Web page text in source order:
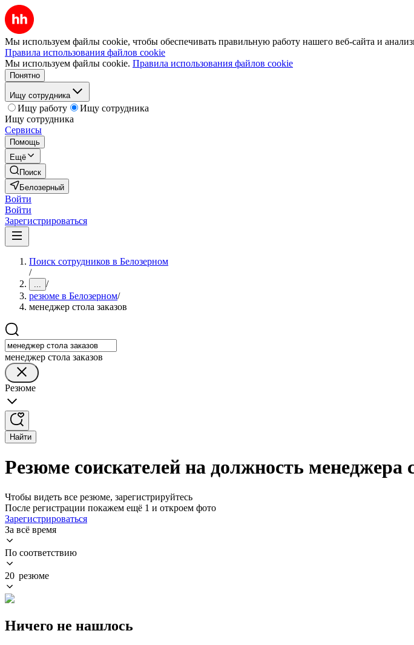
Мы используем файлы cookie, чтобы обеспечивать правильную работу нашего веб-сайта и
Правила использования файлов cookie
Мы используем файлы cookie. Правила использования файлов cookie
Понятно
Ищу сотрудника
Ищу работу
Ищу сотрудника
Ищу сотрудника
Сервисы
Помощь
Ещё
Поиск
Белозерный
Войти
Войти
Зарегистрироваться
Поиск сотрудников в Белозерном
/
... /
резюме в Белозерном/
менеджер стола заказов
менеджер стола заказов
Резюме
Найти
Резюме соискателей на должность менеджера
Чтобы видеть все резюме, зарегистрируйтесь
После регистрации покажем ещё 1 и откроем фото
Зарегистрироваться
За всё время
По соответствию
20 резюме
Ничего не нашлось